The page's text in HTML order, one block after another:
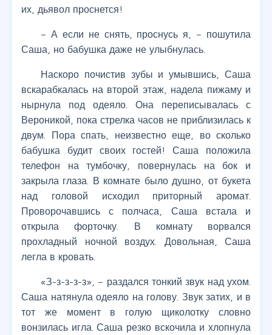
их, дьявол проснется!
– А если не снять, проснусь я, – пошутила
Саша, но бабушка даже не улыбнулась.
Наскоро почистив зубы и умывшись, Саша
вскарабкалась на второй этаж, надела пижаму и
нырнула под одеяло. Она переписывалась с
Вероникой, пока стрелка часов не приблизилась к
двум. Пора спать, неизвестно еще, во сколько
бабушка будит своих гостей! Саша положила
телефон на тумбочку, повернулась на бок и
закрыла глаза. В комнате было душно, от букета
над головой исходил приторный аромат.
Проворочавшись с полчаса, Саша встала и
открыла форточку. В комнату ворвался
прохладный ночной воздух. Довольная, Саша
легла в кровать.
«З-з-з-з-з», – раздался тонкий звук над ухом.
Саша натянула одеяло на голову. Звук затих, и в
тот же момент в голую щиколотку словно
вонзилась игла. Саша резко вскочила и хлопнула